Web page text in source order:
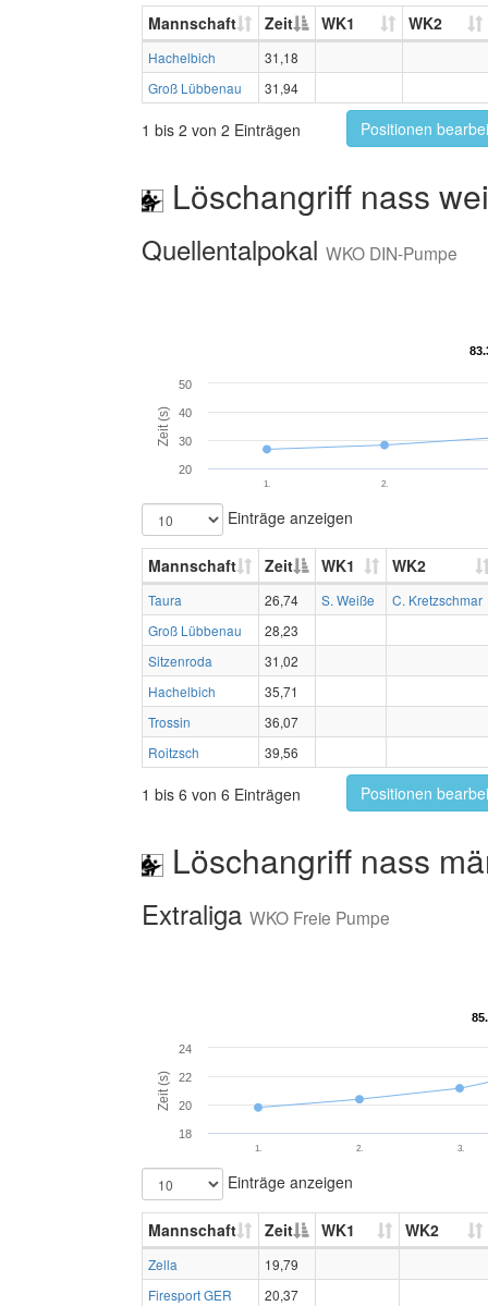
Mannschaft Zeit WK1 WK2
Hachelbich
31,18
Groß Lübbenau
31,94
1 bis 2 von 2 Einträgen Positionen
Löschangriff nass
Quellentalpokal WKO DIN-Pumpe
Zeit (s)
1. 2.
20
30
40
50
Einträge anzeigen
Mannschaft Zeit WK1 WK2
Taura 26,74 S. Weiße
C. Kretzschmar
Groß Lübbenau
28,23
Sitzenroda
31,02
Hachelbich
35,71
Trossin
36,07
Roitzsch
39,56
1 bis 6 von 6 Einträgen Positionen
Löschangriff nass
Extraliga WKO Freie Pumpe
Zeit (s)
1. 2. 3.
18
20
22
24
Einträge anzeigen
Mannschaft Zeit WK1 WK2
Zella
19,79
Firesport GER
20,37